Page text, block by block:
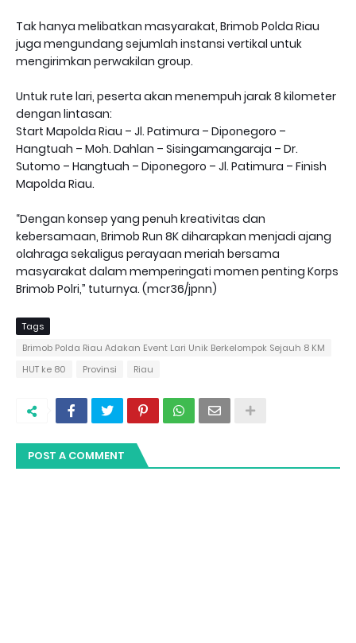
Tak hanya melibatkan masyarakat, Brimob Polda Riau
juga mengundang sejumlah instansi vertikal untuk
mengirimkan perwakilan group.
Untuk rute lari, peserta akan menempuh jarak 8 kilometer
dengan lintasan:
Start Mapolda Riau – Jl. Patimura – Diponegoro –
Hangtuah – Moh. Dahlan – Sisingamangaraja – Dr.
Sutomo – Hangtuah – Diponegoro – Jl. Patimura – Finish
Mapolda Riau.
“Dengan konsep yang penuh kreativitas dan
kebersamaan, Brimob Run 8K diharapkan menjadi ajang
olahraga sekaligus perayaan meriah bersama
masyarakat dalam memperingati momen penting Korps
Brimob Polri,” tuturnya. (mcr36/jpnn)
Tags
Brimob Polda Riau Adakan Event Lari Unik Berkelompok Sejauh 8 KM
HUT ke 80
Provinsi Riau
POST A COMMENT